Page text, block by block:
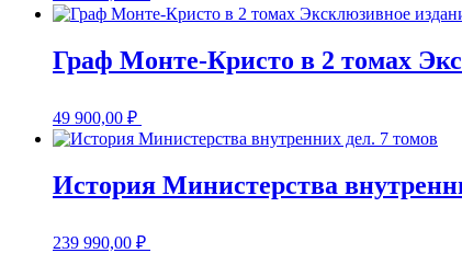
Граф Монте-Кристо в 2 томах
49 900,00 ₽
История Министерства
239 990,00 ₽